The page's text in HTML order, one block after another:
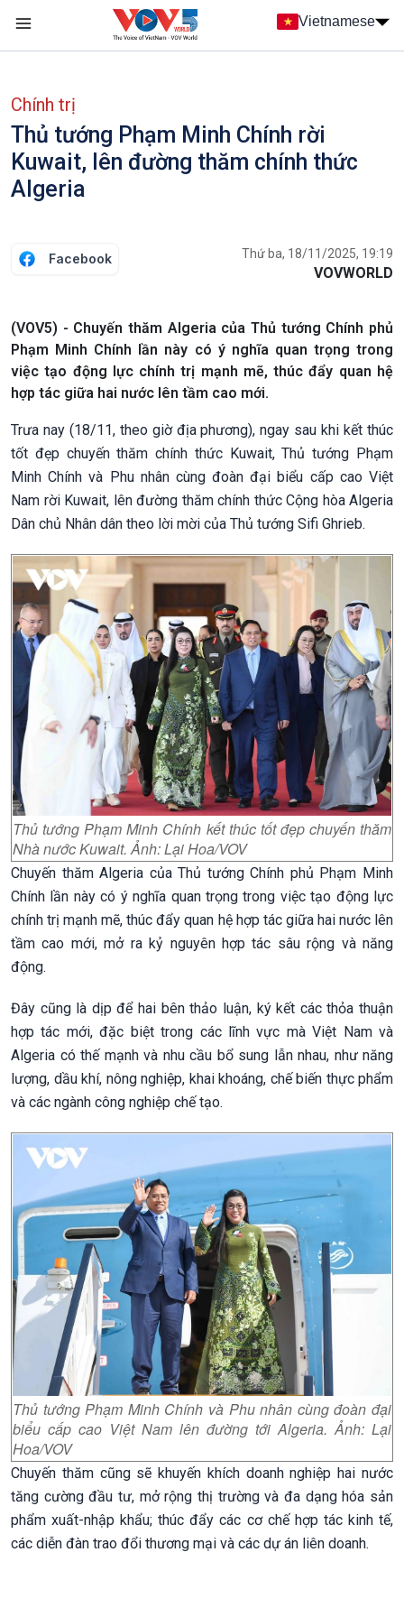
Nhảy đến nội dung
Vietnamese
Chính trị
Thủ tướng Phạm Minh Chính rời
Kuwait, lên đường thăm chính thức
Algeria
Facebook Thứ ba, 18/11/2025, 19:19
VOVWORLD
(VOV5) - Chuyến thăm Algeria của Thủ tướng Chính phủ
Phạm Minh Chính lần này có ý nghĩa quan trọng trong
việc tạo động lực chính trị mạnh mẽ, thúc đẩy quan hệ
hợp tác giữa hai nước lên tầm cao mới.
Trưa nay (18/11, theo giờ địa phương), ngay sau khi kết thúc
tốt đẹp chuyến thăm chính thức Kuwait, Thủ tướng Phạm
Minh Chính và Phu nhân cùng đoàn đại biểu cấp cao Việt
Nam rời Kuwait, lên đường thăm chính thức Cộng hòa Algeria
Dân chủ Nhân dân theo lời mời của Thủ tướng Sifi Ghrieb.
Thủ tướng Phạm Minh Chính kết thúc tốt đẹp chuyến thăm
Nhà nước Kuwait. Ảnh: Lại Hoa/VOV
Chuyến thăm Algeria của Thủ tướng Chính phủ Phạm Minh
Chính lần này có ý nghĩa quan trọng trong việc tạo động lực
chính trị mạnh mẽ, thúc đẩy quan hệ hợp tác giữa hai nước lên
tầm cao mới, mở ra kỷ nguyên hợp tác sâu rộng và năng
động.
Đây cũng là dịp để hai bên thảo luận, ký kết các thỏa thuận
hợp tác mới, đặc biệt trong các lĩnh vực mà Việt Nam và
Algeria có thế mạnh và nhu cầu bổ sung lẫn nhau, như năng
lượng, dầu khí, nông nghiệp, khai khoáng, chế biến thực phẩm
và các ngành công nghiệp chế tạo.
Thủ tướng Phạm Minh Chính và Phu nhân cùng đoàn đại
biểu cấp cao Việt Nam lên đường tới Algeria. Ảnh: Lại
Hoa/VOV
Chuyến thăm cũng sẽ khuyến khích doanh nghiệp hai nước
tăng cường đầu tư, mở rộng thị trường và đa dạng hóa sản
phẩm xuất-nhập khẩu; thúc đẩy các cơ chế hợp tác kinh tế,
các diễn đàn trao đổi thương mại và các dự án liên doanh.